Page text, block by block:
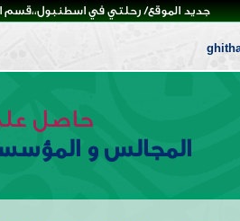
جديد الموقع/ رحلتي في اسطنبول،،قسم
حاصل
المجالس و